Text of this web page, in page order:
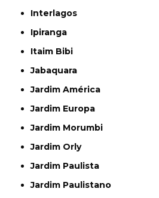
Interlagos
Ipiranga
Itaim Bibi
Jabaquara
Jardim América
Jardim Europa
Jardim Morumbi
Jardim Orly
Jardim Paulista
Jardim Paulistano